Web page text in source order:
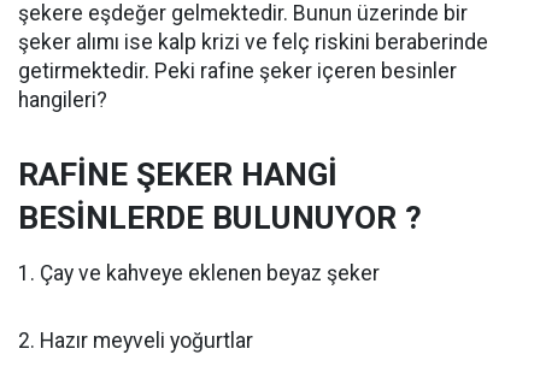
şekere eşdeğer gelmektedir. Bunun üzerinde bir
şeker alımı ise kalp krizi ve felç riskini beraberinde
getirmektedir. Peki rafine şeker içeren besinler
hangileri?
RAFİNE ŞEKER HANGİ
BESİNLERDE BULUNUYOR ?
1. Çay ve kahveye eklenen beyaz şeker
2. Hazır meyveli yoğurtlar